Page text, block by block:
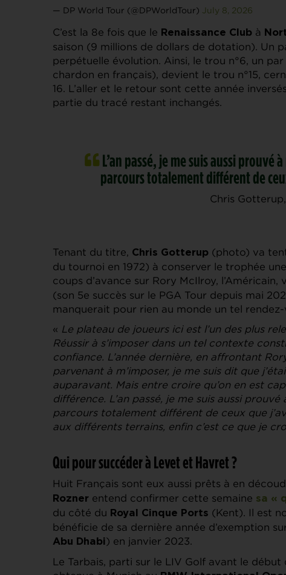
— DP World Tour (@DPWorldTour) July 8, 2026
C’est la 8e fois que le Renaissance Club à
saison (9 millions de dollars de dotation). Un
perpétuelle évolution. Ainsi, le trou n°6, un
chardon en français), devient le trou n°15,
16. L’aller et le retour sont cette année
partie du tracé restant inchangés.
L’an passé, je me suis aussi
parcours totalement différent de
Chris
Tenant du titre, Chris Gotterup (photo) va
du tournoi en 1972) à conserver le trophée
coups d’avance sur Rory McIlroy, l’Américain,
(son 5e succès sur le PGA Tour depuis mai
manquerait pour rien au monde un tel rendez-
« Le plateau de joueurs ici est l’un des plus
Réussir à s’imposer dans un tel contexte
confiance. L’année dernière, en affrontant
parvenant à m’imposer, je me suis dit que
auparavant. Mais entre croire qu’on en est
différence. L’an passé, je me suis aussi
parcours totalement différent de ceux que
aux différents terrains, enfin c’est ce que je
Qui pour succéder à Levet et Havret ?
Huit Français sont eux aussi prêts à en
Rozner entend confirmer cette semaine sa «
du côté du Royal Cinque Ports (Kent). Il est
bénéficie de sa dernière année d’exemption
Abu Dhabi) en janvier 2023.
Le Tarbais, parti sur le LIV Golf avant le